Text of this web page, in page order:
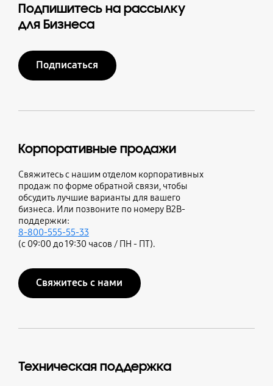
Подпишитесь на рассылку
для Бизнеса
Подписаться
Корпоративные продажи
Свяжитесь с нашим отделом корпоративных
продаж по форме обратной связи, чтобы
обсудить лучшие варианты для вашего
бизнеса. Или позвоните по номеру B2B-
поддержки:
8-800-555-55-33
(с 09:00 до 19:30 часов / ПН - ПТ).
Свяжитесь с нами
Техническая поддержка